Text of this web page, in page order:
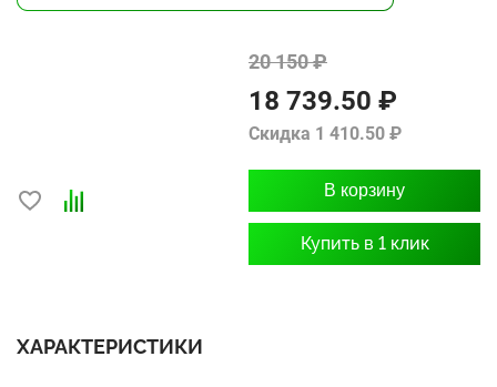
20 150 ₽
18 739.50 ₽
Скидка 1 410.50 ₽
В корзину
Купить в 1 клик
ХАРАКТЕРИСТИКИ